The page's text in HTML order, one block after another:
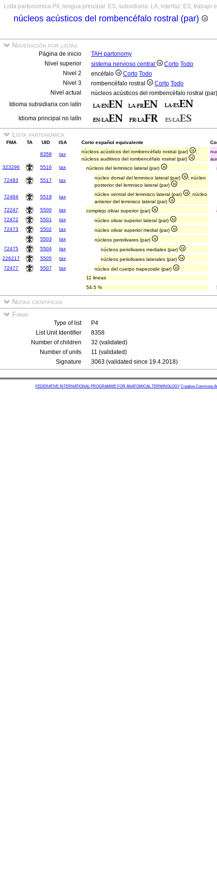
Lista partonómica P4, lengua principal: ES, subsidiaria: LA, interfaz: ES, trabajo
núcleos acústicos del rombencéfalo rostral (par)
Navegación por listas
Página de inicio
TAH partonomy
Nivel superior
sistema nervioso central Corto Todo
Nivel 2
encéfalo Corto Todo
Nivel 3
rombencéfalo rostral Corto Todo
Nivel actual
núcleos acústicos del rombencéfalo rostral
Idioma subsidiaria con latín
Idioma principal no latín
Lista partonómica
FMA TA UID ISA Corto español equivalente
8358 tax núcleos acústicos del rombencéfalo rostral (par)
;
núcleos auditivos del rombencéfalo rostral (par)
323296
5516 tax núcleos del lemnisco lateral (par)
72483 5517 tax núcleo dorsal del lemnisco lateral (par)
; núcleo
posterior del lemnisco lateral (par)
72484 5519 tax núcleo ventral del lemnisco lateral (par)
; núcleo
anterior del lemnisco lateral (par)
72247
5500 tax complejo olivar superior (par)
72472
5501 tax
núcleo olivar superior lateral (par)
72473
5502 tax
núcleo olivar superior medial (par)
5503
tax
núcleos periolivares (par)
72475
5504 tax
núcleos periolivares mediales (par)
226217
5505 tax
núcleos periolivares laterales (par)
72477
5507 tax
núcleo del cuerpo trapezoide (par)
11 lineas
54.5 %
Notas cientificas
Firma
Type of list
P4
List Unit Identifier
8358
Number of children
32 (validated)
Number of units
11 (validated)
Signature
3063 (validated since 19.4.2018)
FEDERATIVE INTERNATIONAL PROGRAMME FOR ANATOMICAL TERMINOLOGY Creative Commons